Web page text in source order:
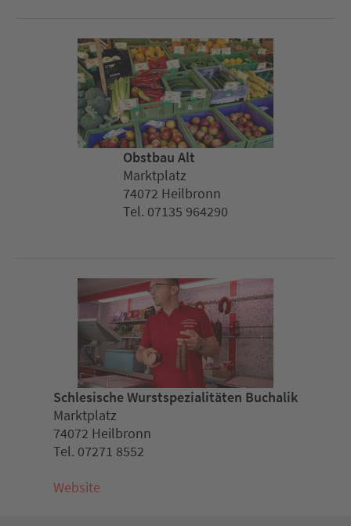
Obstbau Alt
Marktplatz
74072 Heilbronn
Tel. 07135 964290
Schlesische Wurstspezialitäten Buchalik
Marktplatz
74072 Heilbronn
Tel. 07271 8552
Website